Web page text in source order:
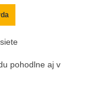
pohodlne aj v